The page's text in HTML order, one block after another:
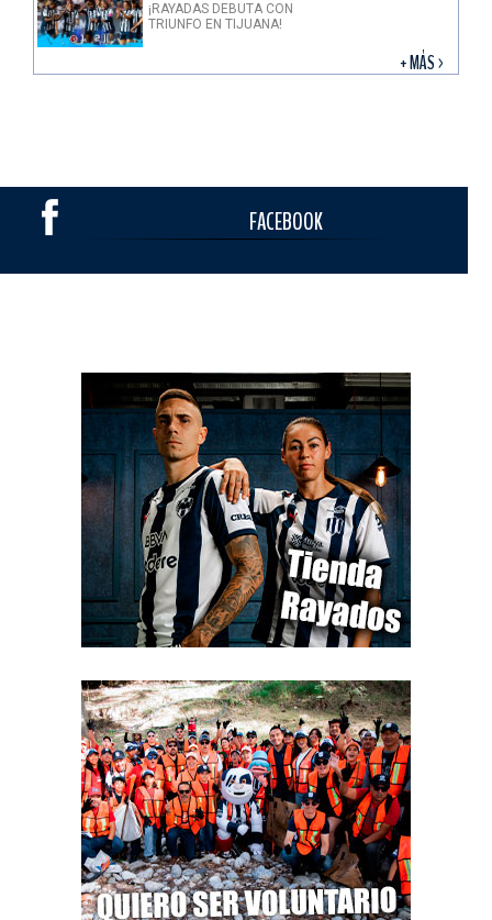
¡RAYADAS DEBUTA CON
TRIUNFO EN TIJUANA!
+ MÁS >
FACEBOOK